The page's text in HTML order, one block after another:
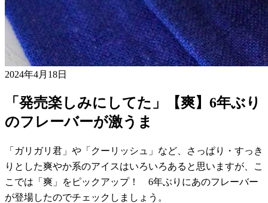
2024年4月18日
「発売楽しみにしてた」【爽】6年ぶり
のフレーバーが激うま
「ガリガリ君」や「クーリッシュ」など、さっぱり・すっき
りとした爽やか系のアイスはいろいろあると思いますが、こ
こでは「爽」をピックアップ！ 6年ぶりにあのフレーバー
が登場したのでチェックしましょう。